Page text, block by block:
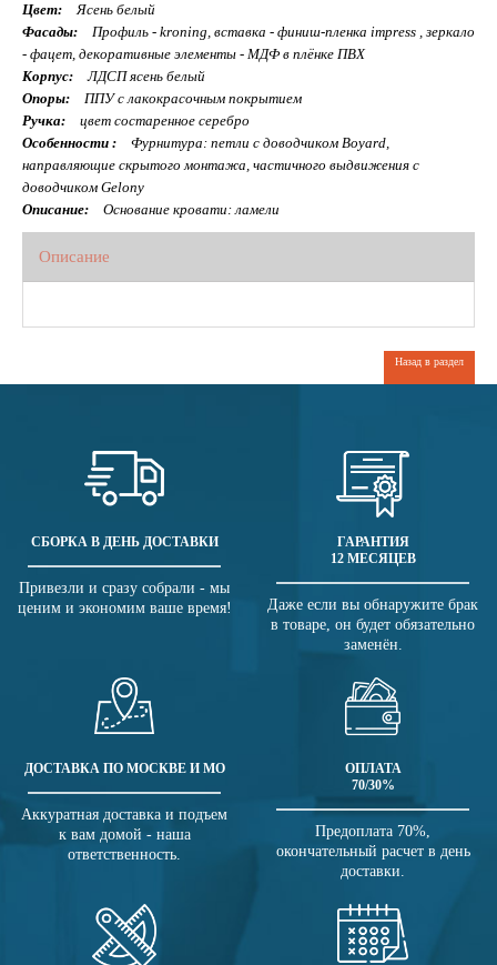
Цвет:
Ясень белый
Фасады:
Профиль - kroning, вставка - финиш-пленка impress , зеркало
- фацет, декоративные элементы - МДФ в плёнке ПВХ
Корпус:
ЛДСП ясень белый
Опоры:
ППУ с лакокрасочным покрытием
Ручка:
цвет состаренное серебро
Особенности :
Фурнитура: петли с доводчиком Boyard,
направляющие скрытого монтажа, частичного выдвижения с
доводчиком Gelony
Описание:
Основание кровати: ламели
Описание
Назад в раздел
СБОРКА В ДЕНЬ ДОСТАВКИ
Привезли и сразу собрали - мы
ценим и экономим ваше время!
ГАРАНТИЯ
12 МЕСЯЦЕВ
Даже если вы обнаружите брак
в товаре, он будет обязательно
заменён.
ДОСТАВКА ПО МОСКВЕ И МО
Аккуратная доставка и подъем
к вам домой - наша
ответственность.
ОПЛАТА
70/30%
Предоплата 70%,
окончательный расчет в день
доставки.